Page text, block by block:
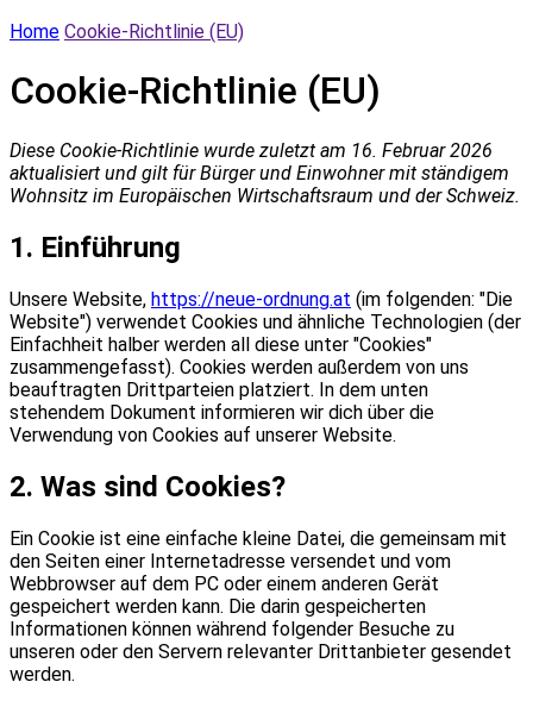
Home Cookie-Richtlinie (EU)
Cookie-Richtlinie (EU)
Diese Cookie-Richtlinie wurde zuletzt am 16. Februar 2026
aktualisiert und gilt für Bürger und Einwohner mit ständigem
Wohnsitz im Europäischen Wirtschaftsraum und der Schweiz.
1. Einführung
Unsere Website, https://neue-ordnung.at (im folgenden: "Die
Website") verwendet Cookies und ähnliche Technologien (der
Einfachheit halber werden all diese unter "Cookies"
zusammengefasst). Cookies werden außerdem von uns
beauftragten Drittparteien platziert. In dem unten
stehendem Dokument informieren wir dich über die
Verwendung von Cookies auf unserer Website.
2. Was sind Cookies?
Ein Cookie ist eine einfache kleine Datei, die gemeinsam mit
den Seiten einer Internetadresse versendet und vom
Webbrowser auf dem PC oder einem anderen Gerät
gespeichert werden kann. Die darin gespeicherten
Informationen können während folgender Besuche zu
unseren oder den Servern relevanter Drittanbieter gesendet
werden.